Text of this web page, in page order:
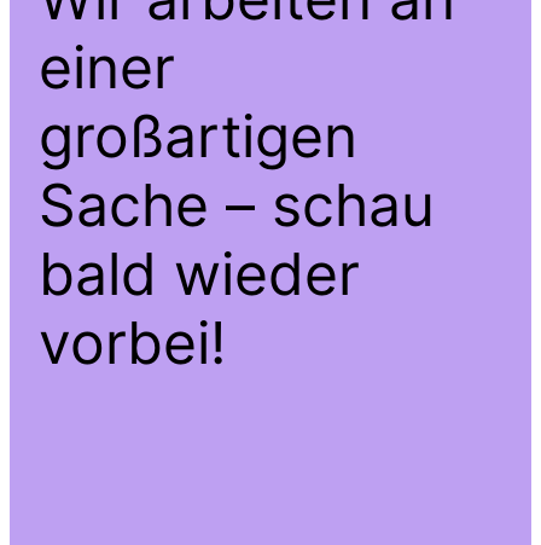
einer
großartigen
Sache – schau
bald wieder
vorbei!